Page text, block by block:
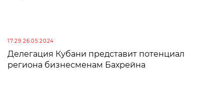
17:29 26.05.2024
Делегация Кубани представит потенциал
региона бизнесменам Бахрейна